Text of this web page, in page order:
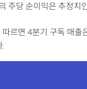
주당 순이익은 추정치
따르면 4분기 구독 매
.